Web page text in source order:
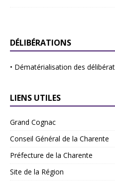
DÉLIBÉRATIONS
• Dématérialisation des
LIENS UTILES
Grand Cognac
Conseil Général de la Charente
Préfecture de la Charente
Site de la Région